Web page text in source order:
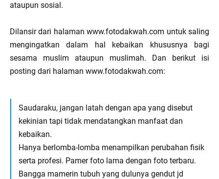
ataupun sosial.
Dilansir dari halaman www.fotodakwah.com untuk saling
mengingatkan dalam hal kebaikan khususnya bagi
sesama muslim ataupun muslimah. Dan berikut isi
posting dari halaman www.fotodakwah.com:
Saudaraku, jangan latah dengan apa yang disebut
kekinian tapi tidak mendatangkan manfaat dan
kebaikan.
Hanya berlomba-lomba menampilkan perubahan fisik
serta profesi. Pamer foto lama dengan foto terbaru.
Bangga mamerin tubuh yang dulunya gendut jd